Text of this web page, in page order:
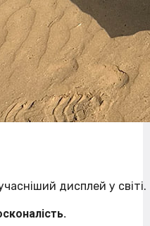
дисплей у світі.